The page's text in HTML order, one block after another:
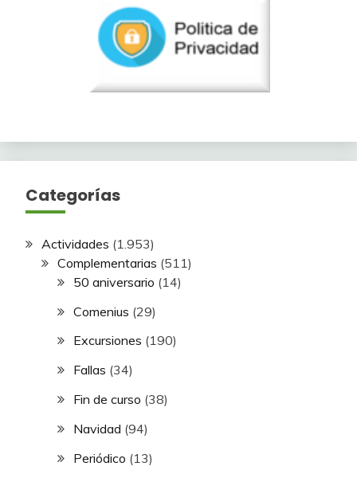
Categorías
Actividades (1.953)
Complementarias (511)
50 aniversario (14)
Comenius (29)
Excursiones (190)
Fallas (34)
Fin de curso (38)
Navidad (94)
Periódico (13)